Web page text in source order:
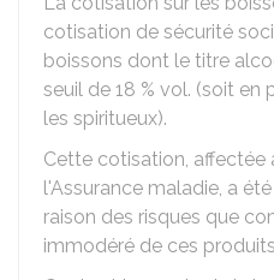
cotisation de sécurité
boissons dont le titre
seuil de 18 % vol. (soit en
les spiritueux).
Cette cotisation, affectée
l'Assurance maladie, a
raison des risques que
immodéré de ces